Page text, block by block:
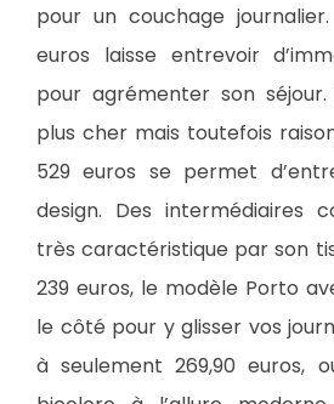
pour un couchage
euros laisse entrevoir
pour agrémenter son
plus cher mais toutefois
529 euros se permet
design. Des intermédiaires
très caractéristique par son
239 euros, le modèle Porto
le côté pour y glisser vos
à seulement 269,90 euros,